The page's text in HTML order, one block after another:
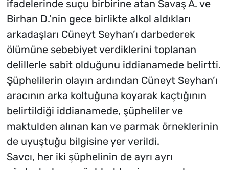
ifadelerinde suçu birbirine atan Savaş A. ve
Birhan D.’nin gece birlikte alkol aldıkları
arkadaşları Cüneyt Seyhan’ı darbederek
ölümüne sebebiyet verdiklerini toplanan
delillerle sabit olduğunu iddianamede belirtti.
Şüphelilerin olayın ardından Cüneyt Seyhan’ı
aracının arka koltuğuna koyarak kaçtığının
belirtildiği iddianamede, şüpheliler ve
maktulden alınan kan ve parmak örneklerinin
de uyuştuğu bilgisine yer verildi.
Savcı, her iki şüphelinin de ayrı ayrı